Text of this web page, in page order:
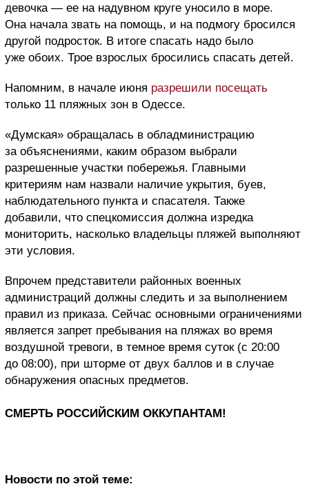
девочка — ее на надувном круге уносило в море.
Она начала звать на помощь, и на подмогу бросился
другой подросток. В итоге спасать надо было
уже обоих. Трое взрослых бросились спасать детей.
Напомним, в начале июня разрешили посещать
только 11 пляжных зон в Одессе.
«Думская» обращалась в обладминистрацию
за объяснениями, каким образом выбрали
разрешенные участки побережья. Главными
критериям нам назвали наличие укрытия, буев,
наблюдательного пункта и спасателя. Также
добавили, что спецкомиссия должна изредка
мониторить, насколько владельцы пляжей выполняют
эти условия.
Впрочем представители районных военных
администраций должны следить и за выполнением
правил из приказа. Сейчас основными ограничениями
является запрет пребывания на пляжах во время
воздушной тревоги, в темное время суток (с 20:00
до 08:00), при шторме от двух баллов и в случае
обнаружения опасных предметов.
СМЕРТЬ РОССИЙСКИМ ОККУПАНТАМ!
Новости по этой теме: